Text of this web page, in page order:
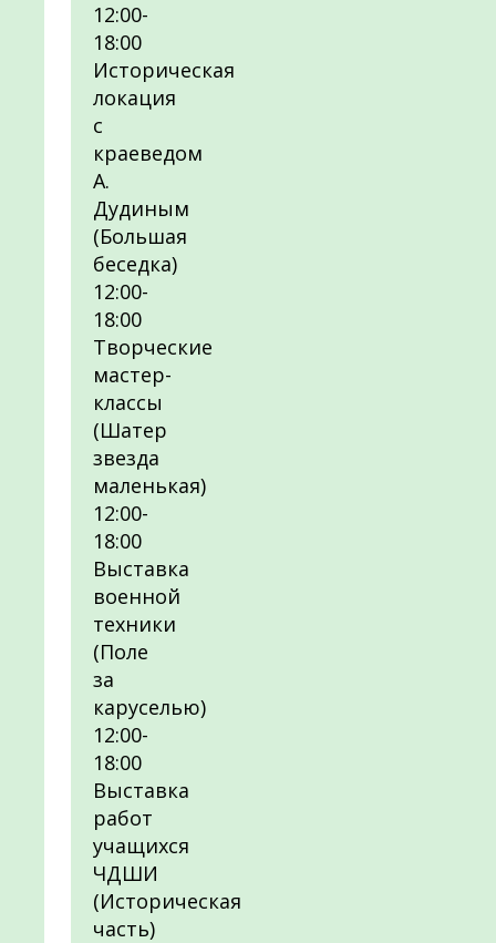
12:00-
18:00
Историческая
локация
с
краеведом
А.
Дудиным
(Большая
беседка)
12:00-
18:00
Творческие
мастер-
классы
(Шатер
звезда
маленькая)
12:00-
18:00
Выставка
военной
техники
(Поле
за
каруселью)
12:00-
18:00
Выставка
работ
учащихся
ЧДШИ
(Историческая
часть)